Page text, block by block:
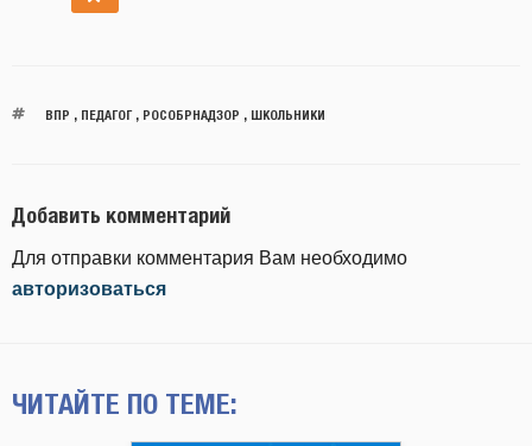
ВПР , ПЕДАГОГ, РОСОБРНАДЗОР , ШКОЛЬНИКИ
Добавить комментарий
Для отправки комментария Вам необходимо
авторизоваться
ЧИТАЙТЕ ПО ТЕМЕ: